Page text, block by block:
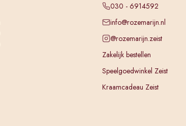
030 - 6914592
info@rozemarijn.nl
@rozemarijn.zeist
Zakelijk bestellen
Speelgoedwinkel Zeist
Kraamcadeau Zeist